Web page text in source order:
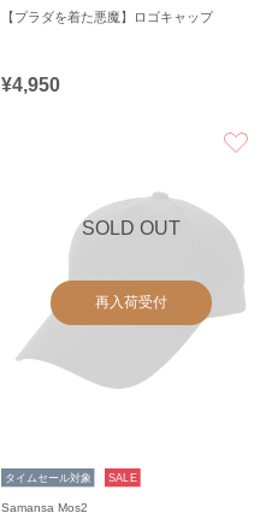
【プラダを着た悪魔】ロゴキャップ
¥4,950
SOLD OUT
再入荷受付
タイムセール対象 SALE
Samansa Mos2